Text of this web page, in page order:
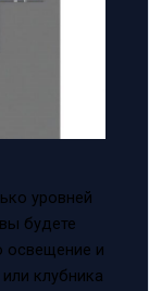
уровней
будете
освещение и
клубника